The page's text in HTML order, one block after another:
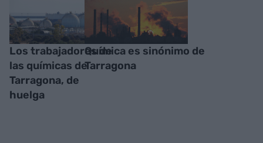
Los trabajadores de
las químicas de
Tarragona, de
huelga
Química es sinónimo de
Tarragona